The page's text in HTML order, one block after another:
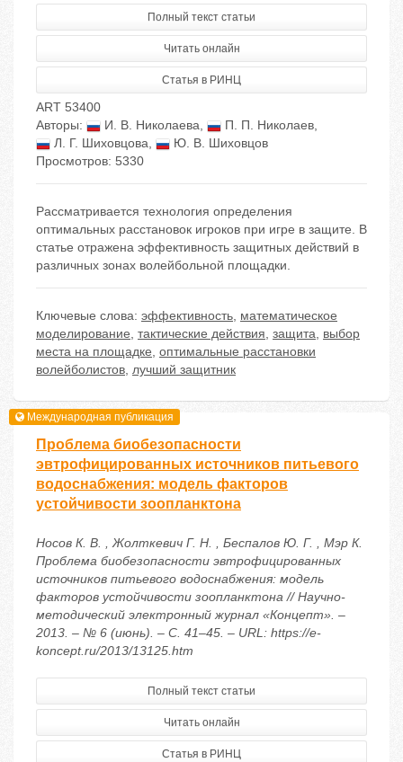
Полный текст статьи
Читать онлайн
Статья в РИНЦ
ART 53400
Авторы:
И. В. Николаева, П. П. Николаев,
Л. Г. Шиховцова,
Ю. В. Шиховцов
Просмотров: 5330
Рассматривается технология определения
оптимальных расстановок игроков при игре в защите. В
статье отражена эффективность защитных действий в
различных зонах волейбольной площадки.
Ключевые слова: эффективность, математическое
моделирование, тактические действия, защита, выбор
места на площадке, оптимальные расстановки
волейболистов, лучший защитник
Международная публикация
Проблема биобезопасности
эвтрофицированных источников питьевого
водоснабжения: модель факторов
устойчивости зоопланктона
Носов К. В. , Жолткевич Г. Н. , Беспалов Ю. Г. , Мэр К.
Проблема биобезопасности эвтрофицированных
источников питьевого водоснабжения: модель
факторов устойчивости зоопланктона // Научно-
методический электронный журнал «Концепт». –
2013. – № 6 (июнь). – С. 41–45. – URL: https://e-
koncept.ru/2013/13125.htm
Полный текст статьи
Читать онлайн
Статья в РИНЦ